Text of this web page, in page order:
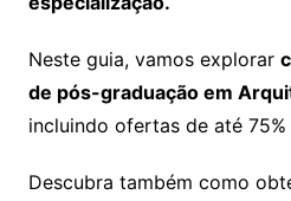
Neste guia, vamos explorar
de pós-graduação em
incluindo ofertas de até 75%
Descubra também como